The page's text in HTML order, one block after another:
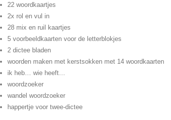
22 woordkaartjes
2x rol en vul in
28 mix en ruil kaartjes
5 voorbeeldkaarten voor de letterblokjes
2 dictee bladen
woorden maken met kerstsokken met 14 woordkaarten
ik heb… wie heeft…
woordzoeker
wandel woordzoeker
happertje voor twee-dictee